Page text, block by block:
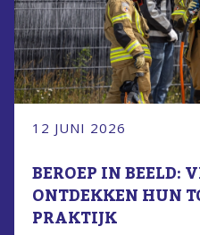
12 JUNI 2026
BEROEP IN BEELD:
ONTDEKKEN HUN
PRAKTIJK